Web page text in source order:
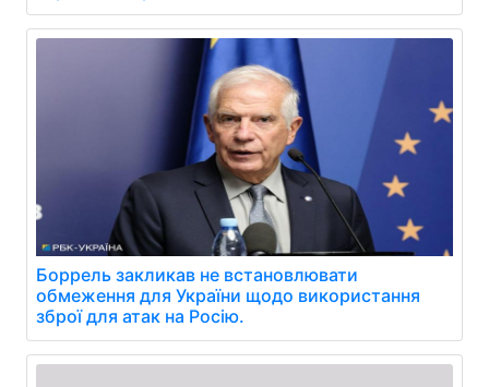
Боррель закликав не встановлювати
обмеження для України щодо використання
зброї для атак на Росію.